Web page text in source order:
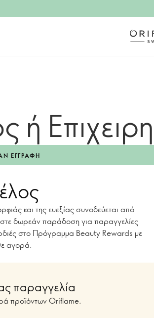
ή
ΕΓΓΡΑΦΉ
και της ευεξίας συνοδεύεται από
δωρεάν παράδοση για παραγγελίες
στο Πρόγραμμα Beauty Rewards με
αγορά.
παραγγελία
προϊόντων Oriflame.